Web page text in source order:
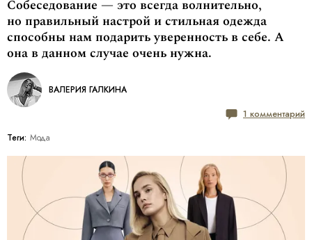
Собеседование — это всегда волнительно,
но правильный настрой и стильная одежда
способны нам подарить уверенность в себе. А
она в данном случае очень нужна.
ВАЛЕРИЯ ГАЛКИНА
1 комментарий
Теги: Мода